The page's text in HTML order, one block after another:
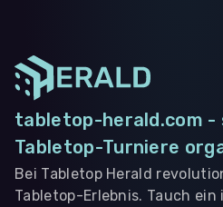
tabletop-herald.com -
Tabletop-Turniere
Bei Tabletop Herald
Tabletop-Erlebnis. Tauch